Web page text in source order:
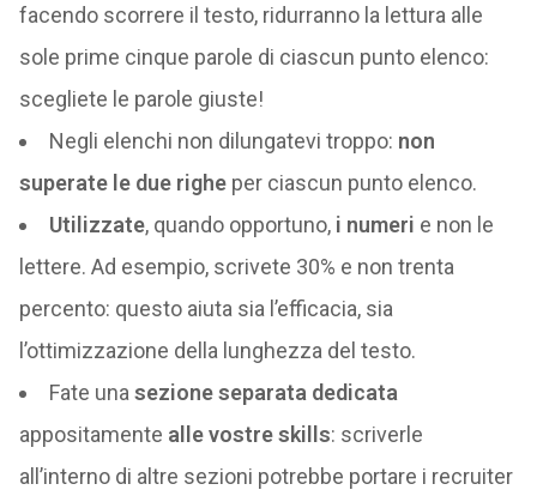
facendo scorrere il testo, ridurranno la lettura alle
sole prime cinque parole di ciascun punto elenco:
scegliete le parole giuste!
Negli elenchi non dilungatevi troppo: non
superate le due righeper ciascun punto elenco.
Utilizzate, quando opportuno, i numeri e non le
lettere. Ad esempio, scrivete 30% e non trenta
percento: questo aiuta sia l’efficacia, sia
l’ottimizzazione della lunghezza del testo.
Fate una sezione separata dedicata
appositamente alle vostre skills: scriverle
all’interno di altre sezioni potrebbe portare i recruiter